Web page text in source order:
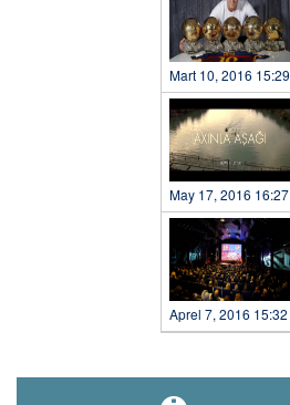
Mart 10, 2016 15:29
May 17, 2016 16:27
Aprel 7, 2016 15:32